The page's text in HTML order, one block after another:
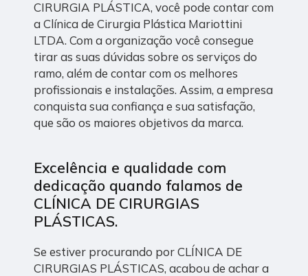
CIRURGIA PLÁSTICA, você pode contar com
a Clínica de Cirurgia Plástica Mariottini
LTDA. Com a organização você consegue
tirar as suas dúvidas sobre os serviços do
ramo, além de contar com os melhores
profissionais e instalações. Assim, a empresa
conquista sua confiança e sua satisfação,
que são os maiores objetivos da marca.
Excelência e qualidade com
dedicação quando falamos de
CLÍNICA DE CIRURGIAS
PLÁSTICAS.
Se estiver procurando por CLÍNICA DE
CIRURGIAS PLÁSTICAS, acabou de achar a